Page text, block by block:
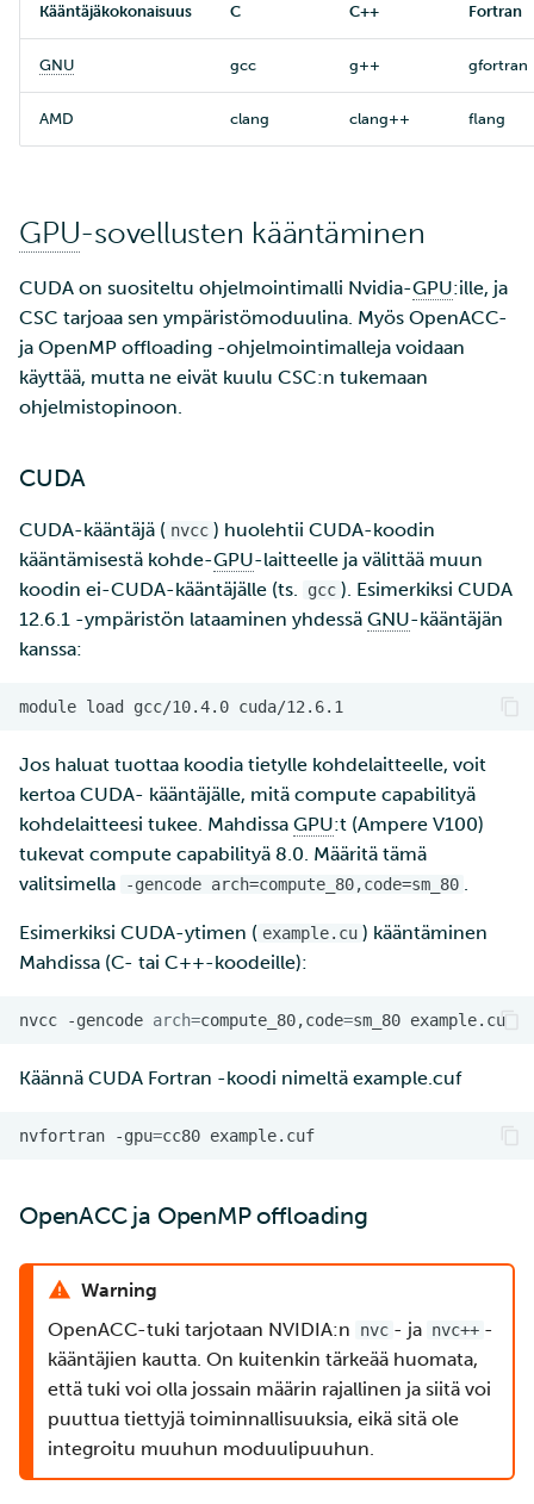
Kääntäjäkokonaisuus C C++ Fortran
GNU gcc g++ gfortran
AMD clang clang++ flang
GPU-sovellusten kääntäminen
CUDA on suositeltu ohjelmointimalli Nvidia-GPU:ille, ja
CSC tarjoaa sen ympäristömoduulina. Myös OpenACC-
ja OpenMP offloading -ohjelmointimalleja voidaan
käyttää, mutta ne eivät kuulu CSC:n tukemaan
ohjelmistopinoon.
CUDA
CUDA-kääntäjä ( nvcc ) huolehtii CUDA-koodin
kääntämisestä kohde-GPU-laitteelle ja välittää muun
koodin ei-CUDA-kääntäjälle (ts.
gcc ). Esimerkiksi CUDA
12.6.1 -ympäristön lataaminen yhdessä GNU-kääntäjän
kanssa:
module load gcc/10.4.0
Jos haluat tuottaa koodia tietylle kohdelaitteelle, voit
kertoa CUDA- kääntäjälle, mitä compute capabilityä
kohdelaitteesi tukee. Mahdissa GPU:t (Ampere V100)
tukevat compute capabilityä 8.0. Määritä tämä
valitsimella
-gencode arch=compute_80,code=sm_80 .
Esimerkiksi CUDA-ytimen ( example.cu ) kääntäminen
Mahdissa (C- tai C++-koodeille):
nvcc -gencode arch=compute_80,code=sm_80
Käännä CUDA Fortran -koodi nimeltä example.cuf
nvfortran -gpu=cc80
OpenACC ja OpenMP offloading
Warning
OpenACC-tuki tarjotaan NVIDIA:n
nvc - ja nvc++ -
kääntäjien kautta. On kuitenkin tärkeää huomata,
että tuki voi olla jossain määrin rajallinen ja siitä voi
puuttua tiettyjä toiminnallisuuksia, eikä sitä ole
integroitu muuhun moduulipuuhun.